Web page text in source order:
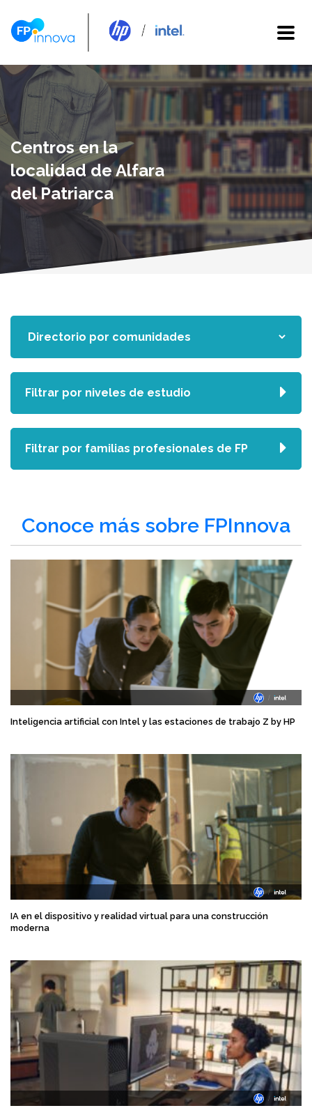
Centros en la
localidad de Alfara
del Patriarca
Conoce más sobre FPInnova
Inteligencia artificial con Intel y las estaciones de trabajo Z by HP
IA en el dispositivo y realidad virtual para una construcción
moderna
Filtrar por niveles de estudio
Filtrar por familias profesionales de FP